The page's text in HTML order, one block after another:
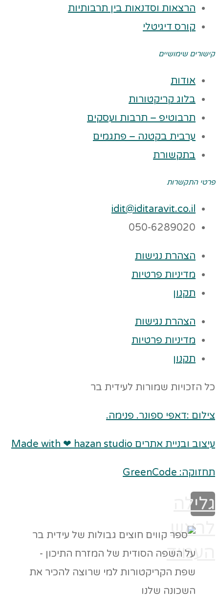
הרצאות וסדנאות בין תרבותיות
קורס דיגיטלי
קישורים שימושיים
אודות
בלוג קריקטורות
תרבוטיפ – תרבות ועסקים
ערבית בקטנה – פתגמים
בתקשורת
פרטי התקשרות
idit@iditaravit.co.il
050-6289020
הצהרת נגישות
מדיניות פרטיות
תקנון
הצהרת נגישות
מדיניות פרטיות
תקנון
כל הזכויות שמורות לעידית בר
צילום :דאפי ספונר. פנימה.
עיצוב ובניית אתרים Made with ❤ hazan studio
תחזוקה: GreenCode
גלילה
לראש
העמוד